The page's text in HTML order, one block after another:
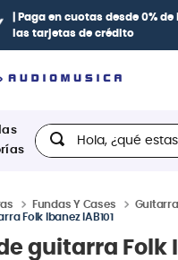
| Paga en cuotas desde 0% de
las tarjetas de crédito
Hola, ¿qué estas
Fundas Y Cases
Folk Ibanez IAB101
guitarra Folk